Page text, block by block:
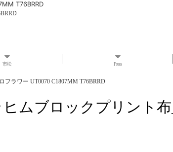
T76BRRD
市松 Press
ラワー UT0070 C1807MM T76BRRD
ムブロックプリント